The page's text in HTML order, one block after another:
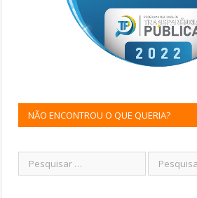
NÃO ENCONTROU O QUE QUERIA?